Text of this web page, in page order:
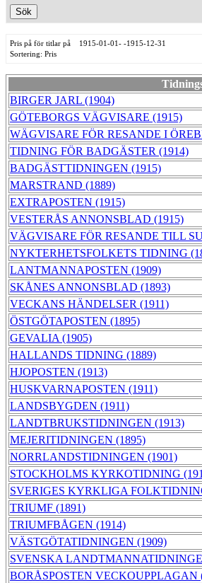
Pris på för titlar på 1915-01-01- -1915-12-31
Sortering: Pris
BIRGER JARL (1904)
GÖTEBORGS VÄGVISARE (1915)
WÄGVISARE FÖR RESANDE I
TIDNING FÖR BADGÄSTER (1914)
BADGÄSTTIDNINGEN (1915)
MARSTRAND (1889)
EXTRAPOSTEN (1915)
VESTERÅS ANNONSBLAD (1915)
VÄGVISARE FÖR RESANDE TILL
NYKTERHETSFOLKETS TIDNING
LANTMANNAPOSTEN (1909)
SKÅNES ANNONSBLAD (1893)
VECKANS HÄNDELSER (1911)
ÖSTGÖTAPOSTEN (1895)
GEVALIA (1905)
HALLANDS TIDNING (1889)
HJOPOSTEN (1913)
HUSKVARNAPOSTEN (1911)
LANDSBYGDEN (1911)
LANDTBRUKSTIDNINGEN (1913)
MEJERITIDNINGEN (1895)
NORRLANDSTIDNINGEN (1901)
STOCKHOLMS KYRKOTIDNING
SVERIGES KYRKLIGA
TRIUMF (1891)
TRIUMFBÅGEN (1914)
VÄSTGÖTATIDNINGEN (1909)
SVENSKA
BORÅSPOSTEN VECKOUPPLAGAN